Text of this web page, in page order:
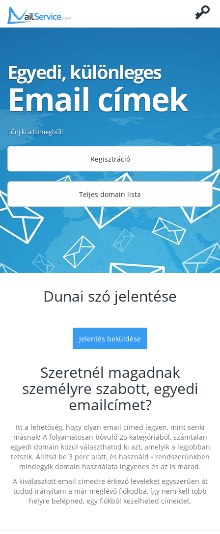
Egyedi, különleges
Email címek
Tűnj ki a tömegből!
Regisztráció
Teljes domain lista
Dunai szó jelentése
Jelentés beküldése
Szeretnél magadnak
személyre szabott, egyedi
emailcímet?
Itt a lehetőség, hogy olyan email címed legyen, mint senki
másnak! A folyamatosan bővülő 25 kategóriából, számtalan
egyedi domain közül választhatod ki azt, amelyik a legjobban
tetszik. Állítsd be 3 perc alatt, és használd - rendszerünkben
mindegyik domain használata ingyenes és az is marad.
A kiválasztott email címedre érkező leveleket egyszerűen át
tudod irányítani a már meglévő fiókodba, így nem kell több
helyre belépned, egy fiókból kezelheted címeidet.